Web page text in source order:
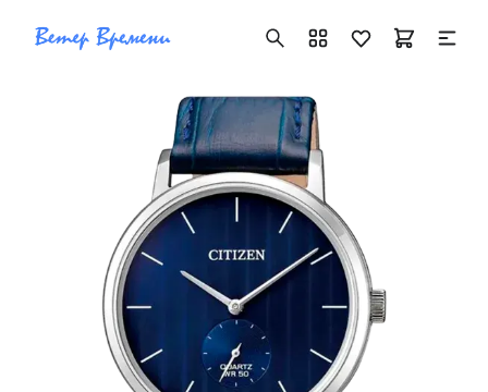
+7 ( 705 ) 181-42-50
info@vetervremeni.kz
Авторизация
Каталог